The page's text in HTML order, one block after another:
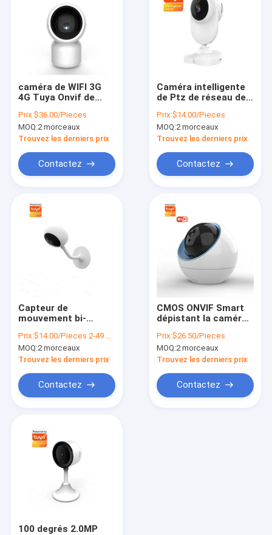
Produits
A propos de nous
nouvelles
Tous les cas
Sécurité Maison intelligente
Serrure de porte intelligente de Tuya
Commutateur intelligent de Tuya
caméra de WIFI 3G
4G Tuya Onvif de
Tuya de la vision
1080P nocturne
Prix:$36.00/Pieces
MOQ:2 morceaux
Trouvez les derniers prix
Contactez
Caméra intelligente
de Ptz de réseau de
la caméra 1080P de
GK7102 Tuya Smart
Wifi
Prix:$14.00/Pieces
MOQ:2 morceaux
Trouvez les derniers prix
Contactez
Capteur de
mouvement bi-
vision 10m nocturne
de Wifi de Smart
Camera à
Tuya
Prix:$14.00/Pieces 2-49 Pieces
MOQ:2 morceaux
Trouvez les derniers prix
Contactez
CMOS ONVIF Smart
dépistant la caméra
1080P de la vie de
Tuya de caméra de
Ptz
Prix:$26.50/Pieces
MOQ:2 morceaux
Trouvez les derniers prix
Contactez
100 degrés 2.0MP